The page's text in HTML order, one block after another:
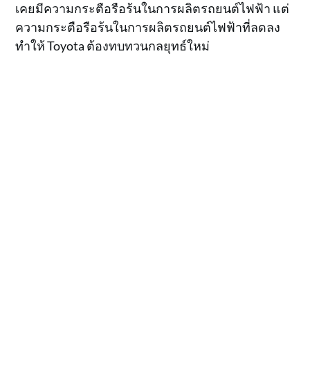
เคยมีความกระตือรือร้นในการผลิตรถยนต์ไฟฟ้า แต่
ความกระตือรือร้นในการผลิตรถยนต์ไฟฟ้าที่ลดลง
ทำให้ Toyota ต้องทบทวนกลยุทธ์ใหม่